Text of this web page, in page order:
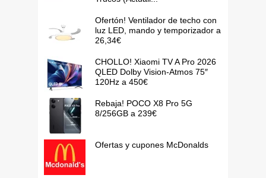
Ofertón! Ventilador de techo con
luz LED, mando y temporizador a
26,34€
CHOLLO! Xiaomi TV A Pro 2026
QLED Dolby Vision-Atmos 75″
120Hz a 450€
Rebaja! POCO X8 Pro 5G
8/256GB a 239€
Ofertas y cupones McDonalds